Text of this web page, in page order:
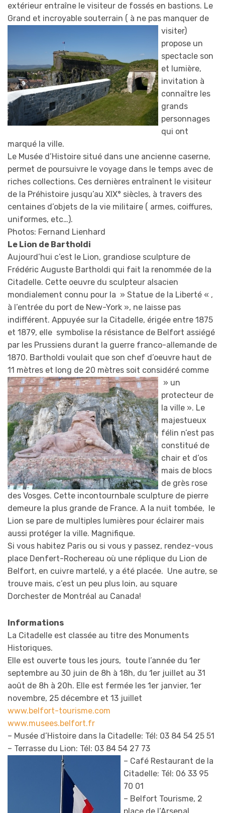
extérieur entraîne le visiteur de fossés en bastions. Le
Grand et incroyable souterrain ( à ne pas manquer de
visiter)
propose un
spectacle son
et lumière,
invitation à
connaître les
grands
personnages
qui ont
marqué la ville.
Le Musée d’Histoire situé dans une ancienne caserne,
permet de poursuivre le voyage dans le temps avec de
riches collections. Ces dernières entraînent le visiteur
de la Préhistoire jusqu’au XIX° siècles, à travers des
centaines d’objets de la vie militaire ( armes, coiffures,
uniformes, etc…).
Photos: Fernand Lienhard
Le Lion de Bartholdi
Aujourd’hui c’est le Lion, grandiose sculpture de
Frédéric Auguste Bartholdi qui fait la renommée de la
Citadelle. Cette oeuvre du sculpteur alsacien
mondialement connu pour la » Statue de la Liberté « ,
à l’entrée du port de New-York », ne laisse pas
indifférent. Appuyée sur la Citadelle, érigée entre 1875
et 1879, elle symbolise la résistance de Belfort assiégé
par les Prussiens durant la guerre franco-allemande de
1870. Bartholdi voulait que son chef d’oeuvre haut de
11 mètres et long de 20 mètres soit considéré comme
» un
protecteur de
la ville ». Le
majestueux
félin n’est pas
constitué de
chair et d’os
mais de blocs
de grès rose
des Vosges. Cette incontournbale sculpture de pierre
demeure la plus grande de France. A la nuit tombée, le
Lion se pare de multiples lumières pour éclairer mais
aussi protéger la ville. Magnifique.
Si vous habitez Paris ou si vous y passez, rendez-vous
place Denfert-Rochereau où une réplique du Lion de
Belfort, en cuivre martelé, y a été placée. Une autre, se
trouve mais, c’est un peu plus loin, au square
Dorchester de Montréal au Canada!
Informations
La Citadelle est classée au titre des Monuments
Historiques.
Elle est ouverte tous les jours, toute l’année du 1er
septembre au 30 juin de 8h à 18h, du 1er juillet au 31
août de 8h à 20h. Elle est fermée les 1er janvier, 1er
novembre, 25 décembre et 13 juillet
www.belfort-tourisme.com
www.musees.belfort.fr
– Musée d’Histoire dans la Citadelle: Tél: 03 84 54 25 51
– Terrasse du Lion: Tél: 03 84 54 27 73
– Café Restaurant de la
Citadelle: Tél: 06 33 95
70 01
– Belfort Tourisme, 2
place de l’Arsenal,